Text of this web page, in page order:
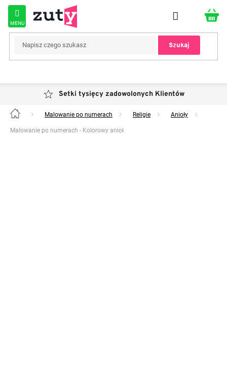
Przejść
treści
Szukaj
Setki tysięcy zadowolonych Klientów
Home Malowanie po numerach Religie Anioły
Malowanie po numerach - Kolorowy anioł